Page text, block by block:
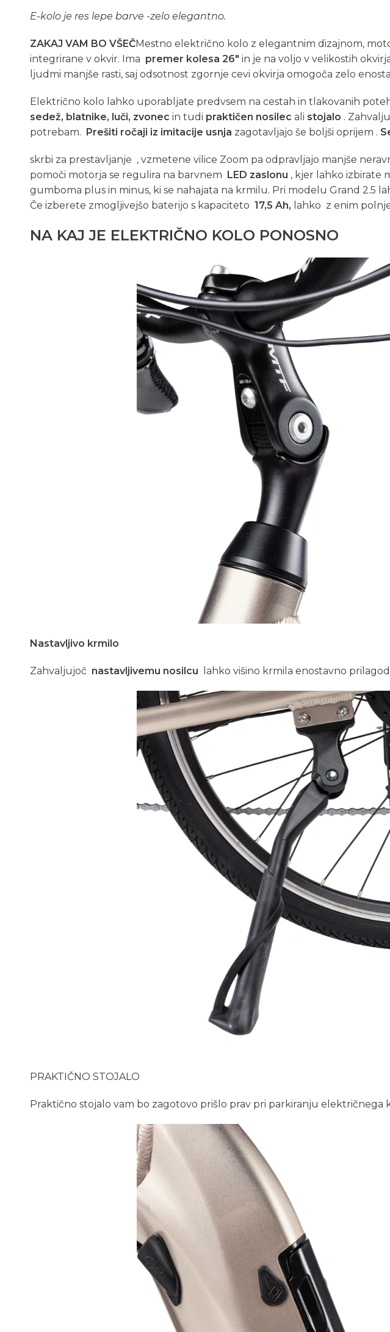
E-kolo je res lepe barve -zelo elegantno.
ZAKAJ VAM BO VŠEČMestno električno kolo z elegantnim dizajnom,
integrirane v okvir. Ima premer kolesa 26″ in je na voljo v velikostih
ljudmi manjše rasti, saj odsotnost zgornje cevi okvirja omogoča zelo
Električno kolo lahko uporabljate predvsem na cestah in tlakovanih
sedež, blatnike, luči, zvonec in tudi praktičen nosilec ali stojalo .
potrebam.
Prešiti ročaji iz imitacije usnja zagotavljajo še boljši oprijem .
skrbi za prestavljanje , vzmetene vilice Zoom pa odpravljajo manjše
pomoči motorja se regulira na barvnem
LED zaslonu , kjer lahko izbirate
gumboma plus in minus, ki se nahajata na krmilu. Pri modelu Grand 2.5
Če izberete zmogljivejšo baterijo s kapaciteto 17,5 Ah, lahko z enim
NA KAJ JE ELEKTRIČNO KOLO PONOSNO
Nastavljivo krmilo
Zahvaljujoč nastavljivemu nosilcu lahko višino krmila enostavno
PRAKTIČNO STOJALO
Praktično stojalo vam bo zagotovo prišlo prav pri parkiranju električnega